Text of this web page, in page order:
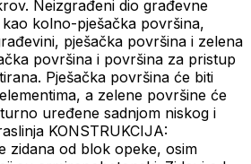
Neizgrađeni dio građevne
kolno-pješačka površina,
pješačka površina i zelena
površina i površina za pristup
Pješačka površina će biti
a zelene površine će
uređene sadnjom niskog i
KONSTRUKCIJA:
zidana od blok opeke, osim